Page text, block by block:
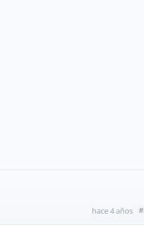
hace 4 años